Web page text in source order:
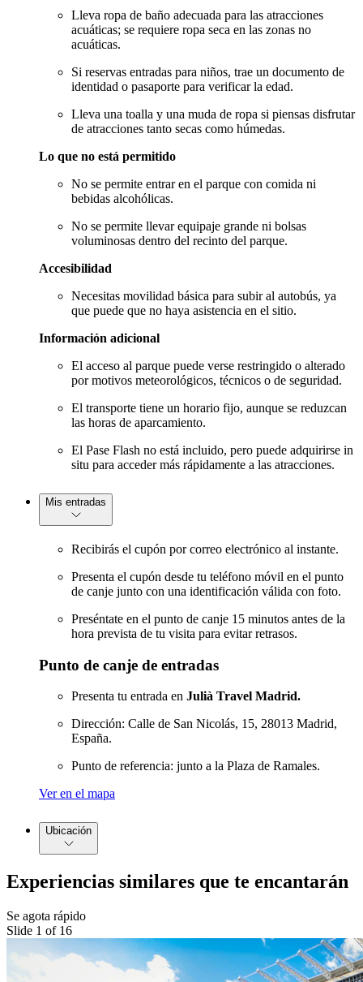
Lleva ropa de baño adecuada para las atracciones
acuáticas; se requiere ropa seca en las zonas no
acuáticas.
Si reservas entradas para niños, trae un documento de
identidad o pasaporte para verificar la edad.
Lleva una toalla y una muda de ropa si piensas disfrutar
de atracciones tanto secas como húmedas.
Lo que no está permitido
No se permite entrar en el parque con comida ni
bebidas alcohólicas.
No se permite llevar equipaje grande ni bolsas
voluminosas dentro del recinto del parque.
Accesibilidad
Necesitas movilidad básica para subir al autobús, ya
que puede que no haya asistencia en el sitio.
Información adicional
El acceso al parque puede verse restringido o alterado
por motivos meteorológicos, técnicos o de seguridad.
El transporte tiene un horario fijo, aunque se reduzcan
las horas de aparcamiento.
El Pase Flash no está incluido, pero puede adquirirse in
situ para acceder más rápidamente a las atracciones.
Mis entradas
Recibirás el cupón por correo electrónico al instante.
Presenta el cupón desde tu teléfono móvil en el punto
de canje junto con una identificación válida con foto.
Preséntate en el punto de canje 15 minutos antes de la
hora prevista de tu visita para evitar retrasos.
Punto de canje de entradas
Presenta tu entrada en Julià Travel Madrid.
Dirección: Calle de San Nicolás, 15, 28013 Madrid,
España.
Punto de referencia: junto a la Plaza de Ramales.
Ver en el mapa
Ubicación
Experiencias similares que te encantarán
Se agota rápido
Slide 1 of 16